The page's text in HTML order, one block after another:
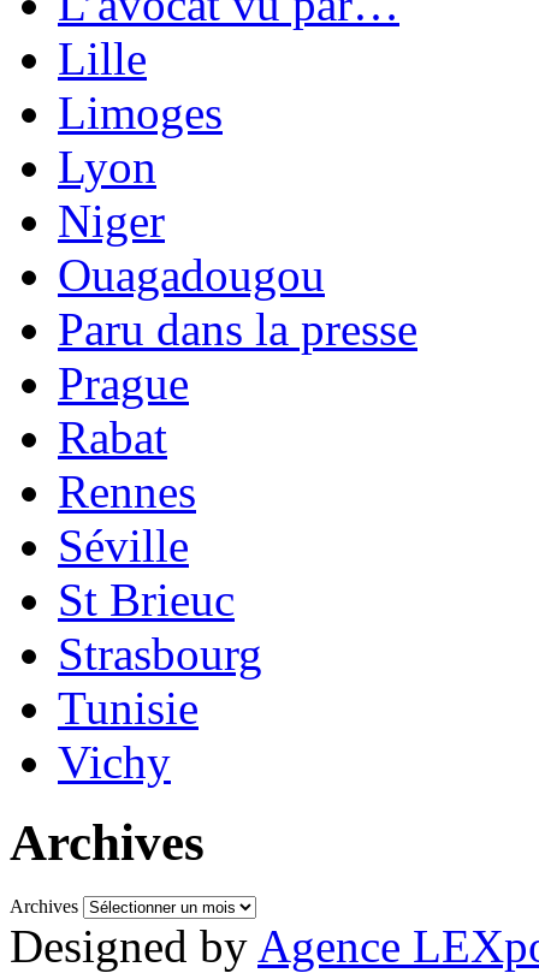
Lille
Limoges
Lyon
Niger
Ouagadougou
Paru dans la presse
Prague
Rabat
Rennes
Séville
St Brieuc
Strasbourg
Tunisie
Vichy
Archives
Archives
Designed by Agence